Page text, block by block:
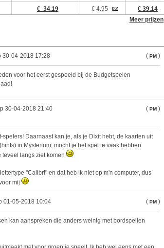
€ 34.19 € 4.95
€ 39.14
Meer prijzen
30-04-2018 17:28 ( PM )
voor het eerst gespeeld bij de Budgetspelen
30-04-2018 21:40
( PM )
spelers! Daarnaast kan je, als je Dixit hebt, de kaarten uit
in Mysterium, mocht je het spel te vaak hebben
langs ziet komen
"Calibri" en dat heb ik niet op m'n computer, dus
mij
01-05-2018 10:04 ( PM )
kan aanspreken die anders weinig met bordspellen